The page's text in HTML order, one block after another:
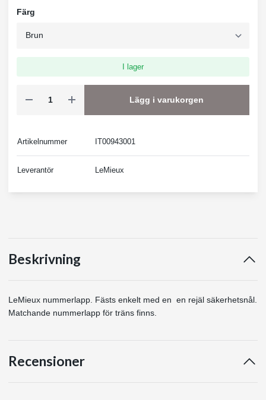
Färg
I lager
Lägg i varukorgen
Artikelnummer IT00943001
Leverantör LeMieux
Beskrivning
LeMieux nummerlapp. Fästs enkelt med en en rejäl säkerhetsnål.
Matchande nummerlapp för träns finns.
Recensioner